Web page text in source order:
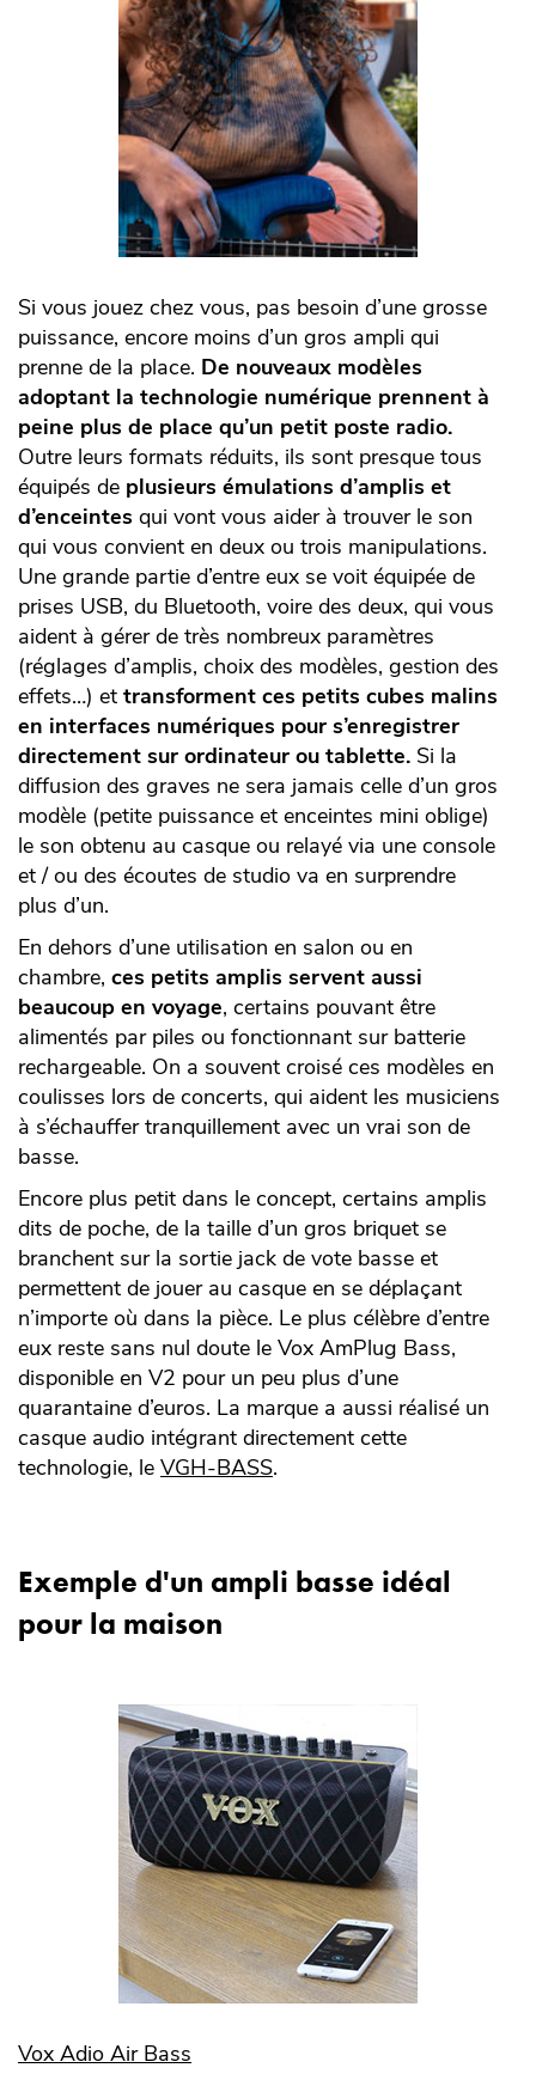
Si vous jouez chez vous, pas besoin d’une grosse
puissance, encore moins d’un gros ampli qui
prenne de la place. De nouveaux modèles
adoptant la technologie numérique prennent à
peine plus de place qu’un petit poste radio.
Outre leurs formats réduits, ils sont presque tous
équipés de plusieurs émulations d’amplis et
d’enceintes qui vont vous aider à trouver le son
qui vous convient en deux ou trois manipulations.
Une grande partie d’entre eux se voit équipée de
prises USB, du Bluetooth, voire des deux, qui vous
aident à gérer de très nombreux paramètres
(réglages d’amplis, choix des modèles, gestion des
effets…) et transforment ces petits cubes malins
en interfaces numériques pour s’enregistrer
directement sur ordinateur ou tablette. Si la
diffusion des graves ne sera jamais celle d’un gros
modèle (petite puissance et enceintes mini oblige)
le son obtenu au casque ou relayé via une console
et / ou des écoutes de studio va en surprendre
plus d’un.
En dehors d’une utilisation en salon ou en
chambre, ces petits amplis servent aussi
beaucoup en voyage, certains pouvant être
alimentés par piles ou fonctionnant sur batterie
rechargeable. On a souvent croisé ces modèles en
coulisses lors de concerts, qui aident les musiciens
à s’échauffer tranquillement avec un vrai son de
basse.
Encore plus petit dans le concept, certains amplis
dits de poche, de la taille d’un gros briquet se
branchent sur la sortie jack de vote basse et
permettent de jouer au casque en se déplaçant
n’importe où dans la pièce. Le plus célèbre d’entre
eux reste sans nul doute le Vox AmPlug Bass,
disponible en V2 pour un peu plus d’une
quarantaine d’euros. La marque a aussi réalisé un
casque audio intégrant directement cette
technologie, le VGH-BASS.
Exemple d'un ampli basse idéal
pour la maison
Vox Adio Air Bass